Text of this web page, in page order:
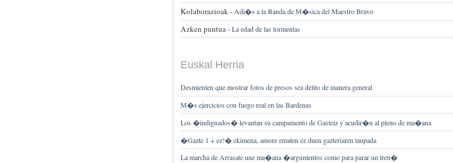
Kolaborazioak -Adi�s a la Banda de M�sica del Maestro Bravo
Azken puntua -La edad de las tormentas
Euskal Herria
Desmienten que mostrar fotos de presos sea delito de manera general
M�s ejercicios con fuego real en las Bardenas
Los �indignados� levantan su campamento de Gasteiz y acudir�n al pleno de ma�ana
�Gazte 1 + ez!� ekimena, amore ematen ez duen gazteriaren taupada
La marcha de Arrasate une ma�ana �argumentos como para parar un tren�